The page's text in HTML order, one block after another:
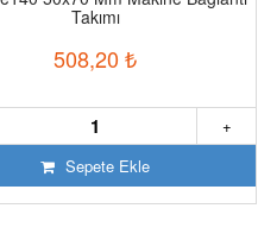
Takımı
508,20 ₺
+
Sepete Ekle